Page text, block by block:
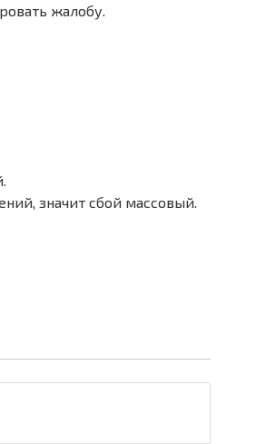
жалобу.
значит сбой массовый.